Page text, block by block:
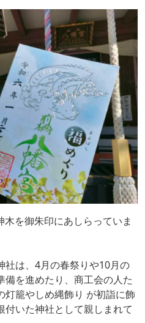
を御朱印にあしらっていま
社は、4月の春祭りや10月の
を進めたり、商工会の人た
灯籠やしめ縄飾り が初詣に飾
付いた神社として親しまれて